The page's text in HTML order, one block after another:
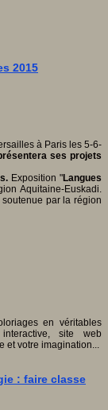
2015
à Paris les 5-6-
ses projets
Exposition "Langues
Aquitaine-Euskadi.
soutenue par la région
en véritables
site web
et votre imagination...
: faire classe